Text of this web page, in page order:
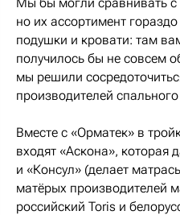
но их ассортимент
подушки и кровати: там
получилось бы не совсем
мы решили
производителей
Вместе с «Орматек» в
входят «Аскона», которая
и «Консул» (делает
матёрых производителей
российский Toris и